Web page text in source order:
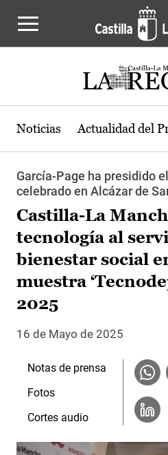
Noticias Actualidad del
García-Page ha presidido
celebrado en Alcázar de
Castilla-La
tecnología al
bienestar social
muestra
2025
16 de Mayo de 2025
Notas de prensa
Fotos
Cortes audio